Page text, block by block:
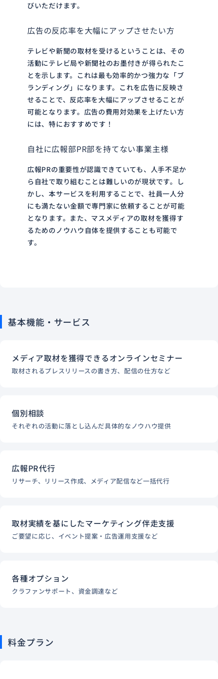
びいただけます。
広告の反応率を大幅にアップさせたい方
テレビや新聞の取材を受けるということは、その
活動にテレビ局や新聞社のお墨付きが得られたこ
とを示します。これは最も効率的かつ強力な「ブ
ランディング」になります。これを広告に反映さ
せることで、反応率を大幅にアップさせることが
可能となります。広告の費用対効果を上げたい方
には、特におすすめです！
自社に広報部PR部を持てない事業主様
広報PRの重要性が認識できていても、人手不足か
ら自社で取り組むことは難しいのが現状です。し
かし、本サービスを利用することで、社員一人分
にも満たない金額で専門家に依頼することが可能
となります。また、マスメディアの取材を獲得す
るためのノウハウ自体を提供することも可能で
す。
基本機能・サービス
メディア取材を獲得できるオンラインセミナー
取材されるプレスリリースの書き方、配信の仕方など
個別相談
それぞれの活動に落とし込んだ具体的なノウハウ提供
広報PR代行
リサーチ、リリース作成、メディア配信など一括代行
取材実績を基にしたマーケティング伴走支援
ご要望に応じ、イベント提案・広告運用支援など
各種オプション
クラファンサポート、資金調達など
料金プラン